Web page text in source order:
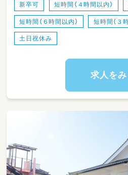
新卒可 短時間（４時間以内）
短時間（６時間以内） 短時間（３
土日祝休み
求人をみ